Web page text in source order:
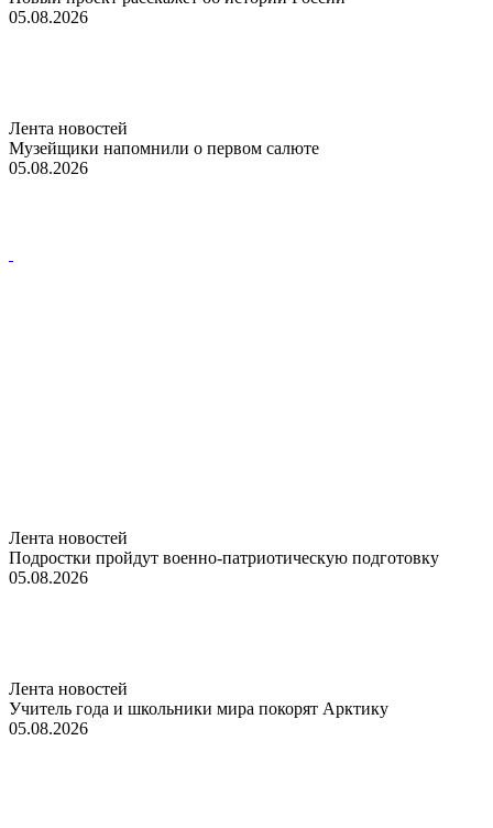
05.08.2026
Лента новостей
Музейщики напомнили о первом салюте
05.08.2026
Лента новостей
Подростки пройдут военно-патриотическую подготовку
05.08.2026
Лента новостей
Учитель года и школьники мира покорят Арктику
05.08.2026